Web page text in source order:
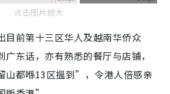
点击图片放大
目前第十三区华人及越南华侨众
东话，亦有熟悉的餐厅与店铺，
山都喺13区搵到”，令港人倍感亲